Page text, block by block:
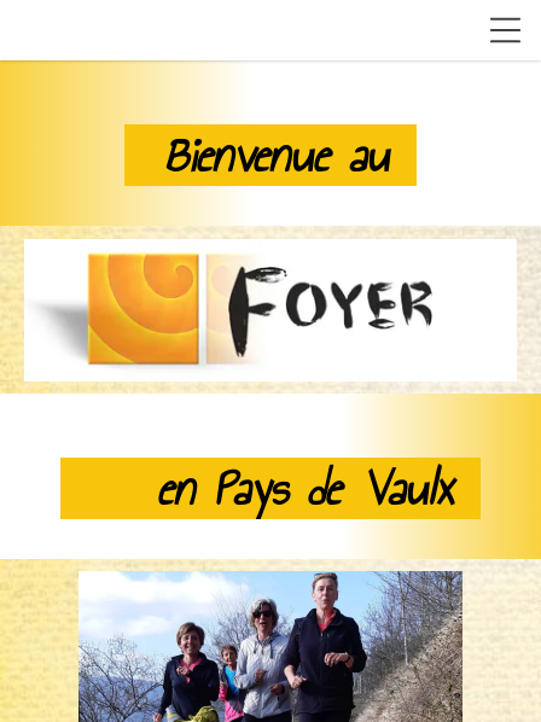
Bienvenue au
en Pays de Vaulx